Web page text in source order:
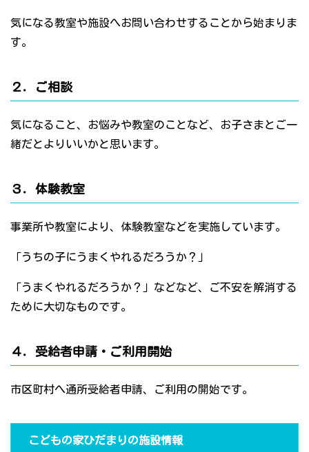
気になる教室や施設へお問い合わせすることから始まりま
す。
２．ご相談
気になること、お悩みや教室のことなど、お子さまとご一
緒だとよりいいかと思います。
３．体験教室
事業所や教室により、体験教室などを実施しています。
「うちの子にうまくやれるだろうか？」
「うまくやれるだろうか？」などなど、ご不安を解消する
ために大切なものです。
４．受給者申請・ご利用開始
市区町村へ通所受給者申請、ご利用の開始です。
こどもの家ひだまりの施設情報